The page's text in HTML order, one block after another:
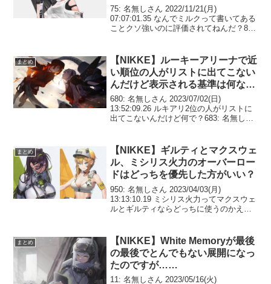
の？
75: 名無しさん 2022/11/21(月)
07:07:01.35 なんでミルクって書いてある
ことクソ強いのに評価されてねんだ？80:
まとめ
【NIKKE】ルーキーアリーナで近
い順位の人がリストに出てこない
んだけど表示される基準は何なの
か？
680: 名無しさん 2023/07/02(日)
13:52:09.26 ルキアリ2位の人がリストに
出てこないんだけど何で？683: 名無しさ
まとめ
【NIKKE】ギルティとマクスウェ
ル、ミシリス火力のオーバーロー
ドはどっちを優先した方がいい？
950: 名無しさん 2023/04/03(月)
13:13:10.19 ミシリス火力ってマクスウェ
ルとギルティならどっちに使うのかええ
うんやけどオバロするメリットあ...
まとめ
【NIKKE】White Memoryが最後
の最後でとんでもない展開になっ
たのですが……
11: 名無しさん 2023/05/16(火)